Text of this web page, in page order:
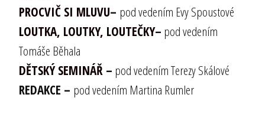
PROCVIČ SI MLUVU– pod vedením Evy Spoustové
LOUTKA, LOUTKY, LOUTEČKY– pod vedením
Tomáše Běhala
DĚTSKÝ SEMINÁŘ – pod vedením Terezy Skálové
REDAKCE – pod vedením Martina Rumler